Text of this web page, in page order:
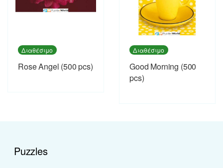
Διαθέσιμο
Rose Angel (500 pcs)
Διαθέσιμο
Good Morning (500
pcs)
Puzzles